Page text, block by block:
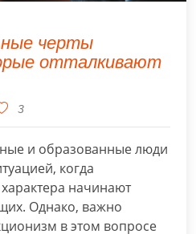
черты
отталкивают
3
и образованные люди
когда
начинают
Однако, важно
в этом вопросе